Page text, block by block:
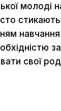
молоді
навчання
свої